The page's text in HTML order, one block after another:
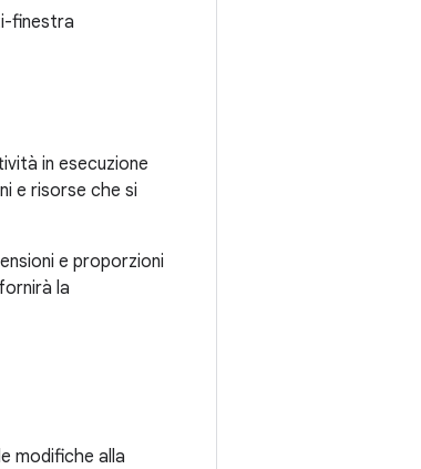
finestra
in esecuzione
e risorse che si
e proporzioni
la
modifiche alla